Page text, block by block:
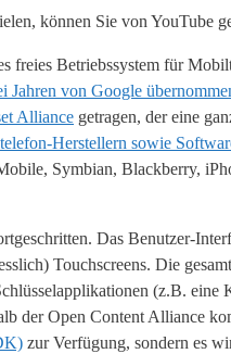
können Sie von YouTube
freies Betriebssystem für
Jahren von Google
Alliance getragen, der eine
Herstellern sowie
Symbian, Blackberry,
Das Benutzer-
Touchscreens. Die
(z.B.
der Open Content Alliance
zur Verfügung, sondern es